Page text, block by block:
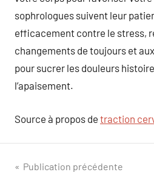
sophrologues suivent leur
efficacement contre le stress,
changements de toujours et
pour sucrer les douleurs
l’apaisement.
Source à propos de traction
Publication précédente